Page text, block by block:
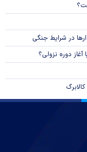
در شرایط جنگی